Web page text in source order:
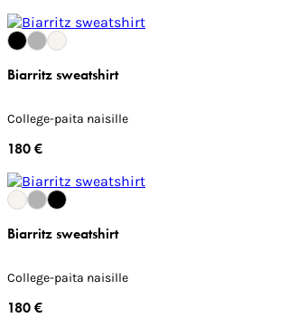
Biarritz sweatshirt
College-paita naisille
180 €
Biarritz sweatshirt
College-paita naisille
180 €